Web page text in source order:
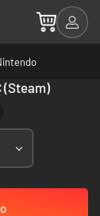
(Steam)